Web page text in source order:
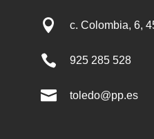
 c. Colombia, 6,
 925 285 528
 toledo@pp.es